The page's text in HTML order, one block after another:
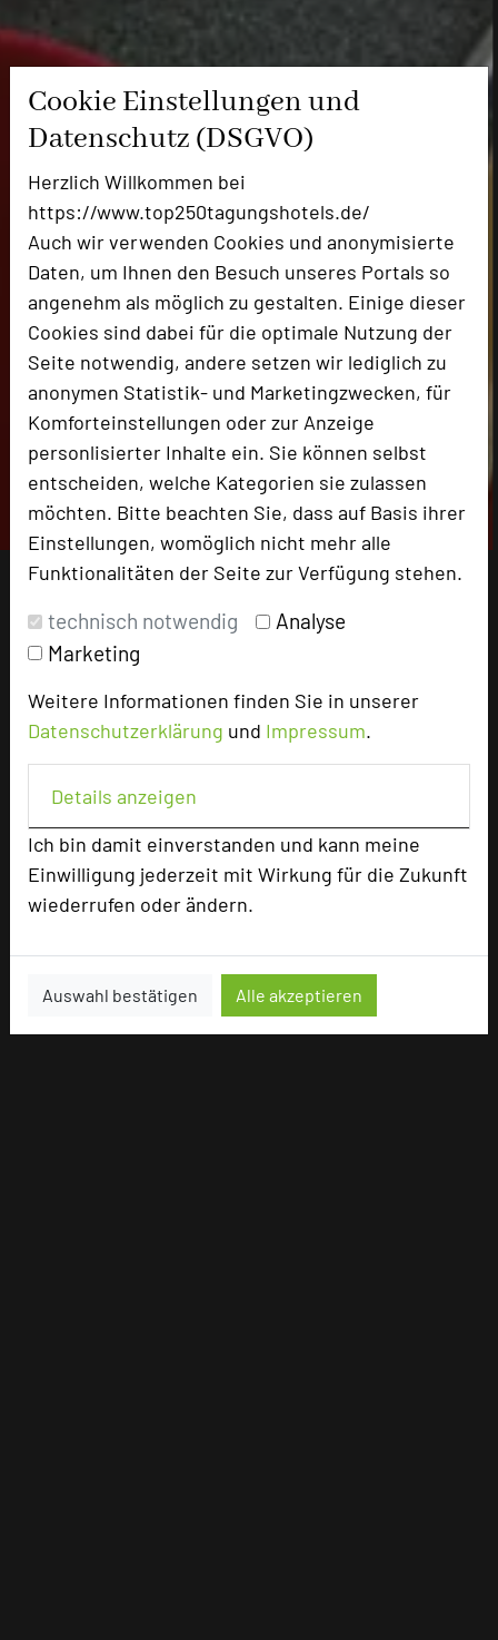
Cookie Einstellungen und
Datenschutz (DSGVO)
Herzlich Willkommen bei
https://www.top250tagungshotels.de/
Auch wir verwenden Cookies und anonymisierte
Daten, um Ihnen den Besuch unseres Portals so
angenehm als möglich zu gestalten. Einige dieser
Cookies sind dabei für die optimale Nutzung der
Seite notwendig, andere setzen wir lediglich zu
anonymen Statistik- und Marketingzwecken, für
Komforteinstellungen oder zur Anzeige
personlisierter Inhalte ein. Sie können selbst
entscheiden, welche Kategorien sie zulassen
möchten. Bitte beachten Sie, dass auf Basis ihrer
Einstellungen, womöglich nicht mehr alle
Funktionalitäten der Seite zur Verfügung stehen.
technisch notwendig
Analyse
Marketing
Weitere Informationen finden Sie in unserer
Datenschutzerklärung und Impressum.
Details anzeigen
Ich bin damit einverstanden und kann meine
Einwilligung jederzeit mit Wirkung für die Zukunft
wiederrufen oder ändern.
Auswahl bestätigen Alle akzeptieren